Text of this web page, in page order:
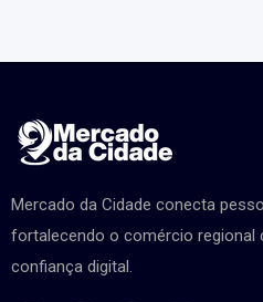
Mercado da Cidade conecta
fortalecendo o comércio regional
confiança digital.